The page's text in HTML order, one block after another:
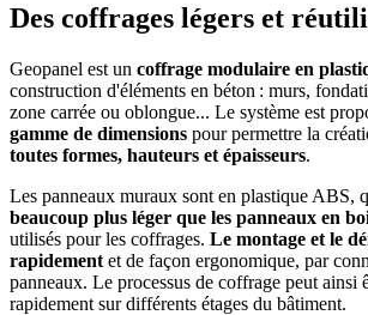
Des coffrages légers et
Geopanel est un coffrage modulaire en
construction d'éléments en béton : murs,
zone carrée ou oblongue... Le système est
gamme de dimensions pour permettre la
toutes formes, hauteurs et épaisseurs.
Les panneaux muraux sont en plastique ABS,
beaucoup plus léger que les panneaux en
utilisés pour les coffrages. Le montage et le
rapidement et de façon ergonomique, par
panneaux. Le processus de coffrage peut ainsi
rapidement sur différents étages du bâtiment.